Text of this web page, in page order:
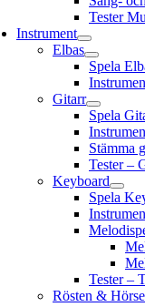
Tester
Instrument
Elbas
Spela
Gitarr
Spela
Stämma
Tester –
Keyboard
Spela
Tester –
Rösten &